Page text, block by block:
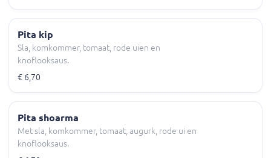
Pita kip
Sla, komkommer, tomaat, rode uien en
knoflooksaus.
€ 6,70
Pita shoarma
Met sla, komkommer, tomaat, augurk, rode ui en
knoflooksaus.